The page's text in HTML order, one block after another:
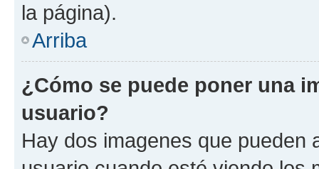
la página).
Arriba
¿Cómo se puede poner una
usuario?
Hay dos imagenes que pueden